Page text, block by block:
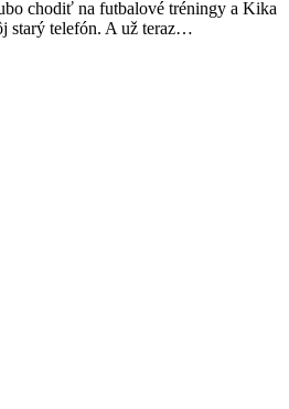
chodiť na futbalové tréningy a Kika
starý telefón. A už teraz…